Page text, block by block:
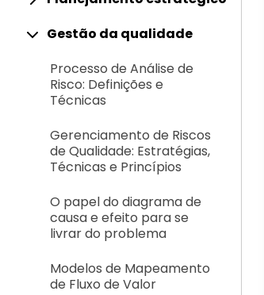
Gestão da qualidade
Processo de Análise de
Risco: Definições e
Técnicas
Gerenciamento de Riscos
de Qualidade: Estratégias,
Técnicas e Princípios
O papel do diagrama de
causa e efeito para se
livrar do problema
Modelos de Mapeamento
de Fluxo de Valor